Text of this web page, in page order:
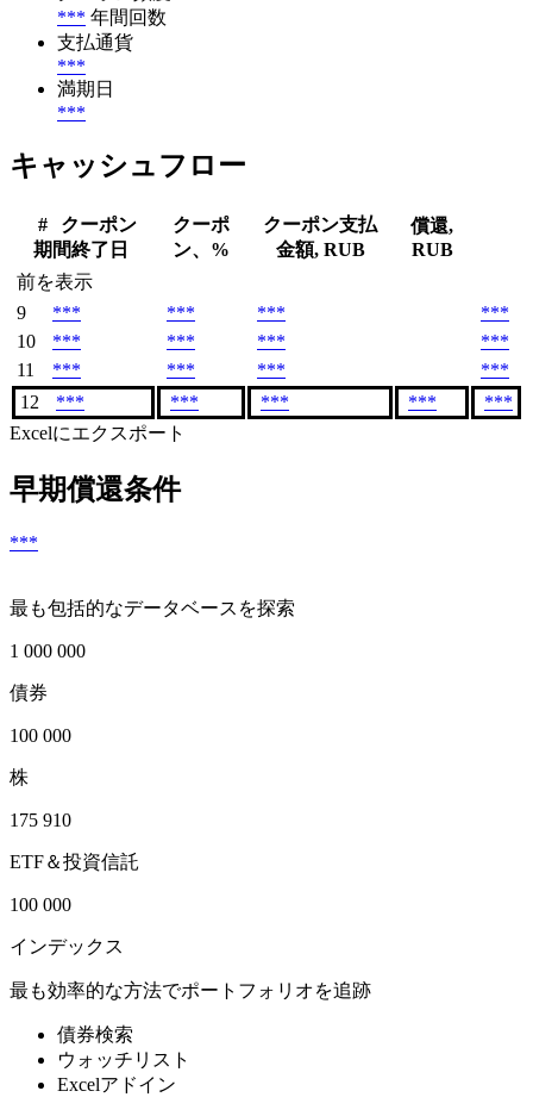
*** 年間回数
支払通貨
***
満期日
***
キャッシュフロー
#
クーポン
期間終了日
クーポ
ン、%
クーポン支払
金額, RUB
償還,
RUB
前を表示
9
*** *** ***
***
10
*** *** ***
***
11
*** *** ***
***
12
*** *** *** ***
***
Excelにエクスポート
早期償還条件
***
最も包括的なデータベースを探索
1 000 000
債券
100 000
株
175 910
ETF＆投資信託
100 000
インデックス
最も効率的な方法でポートフォリオを追跡
債券検索
ウォッチリスト
Excelアドイン